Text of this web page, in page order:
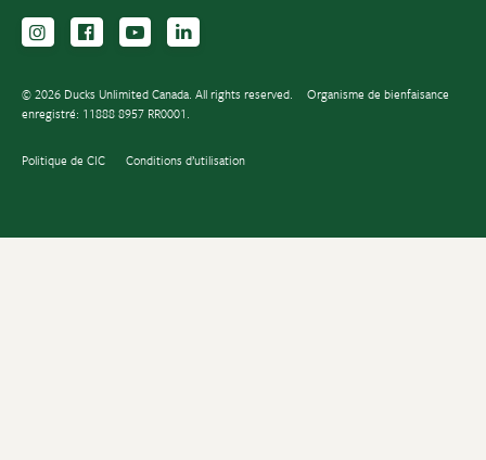
Suivez-nous sur Instagram
Suivez-nous sur Facebook
Inscrivez-vous sur YouTube
© 2026 Ducks Unlimited Canada. All rights reserved.
Organisme de bienfaisance
enregistré: 11888 8957 RR0001.
Politique de CIC Conditions d’utilisation